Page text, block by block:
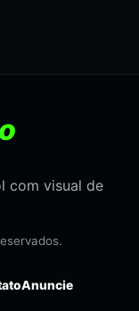
com visual de
Anuncie